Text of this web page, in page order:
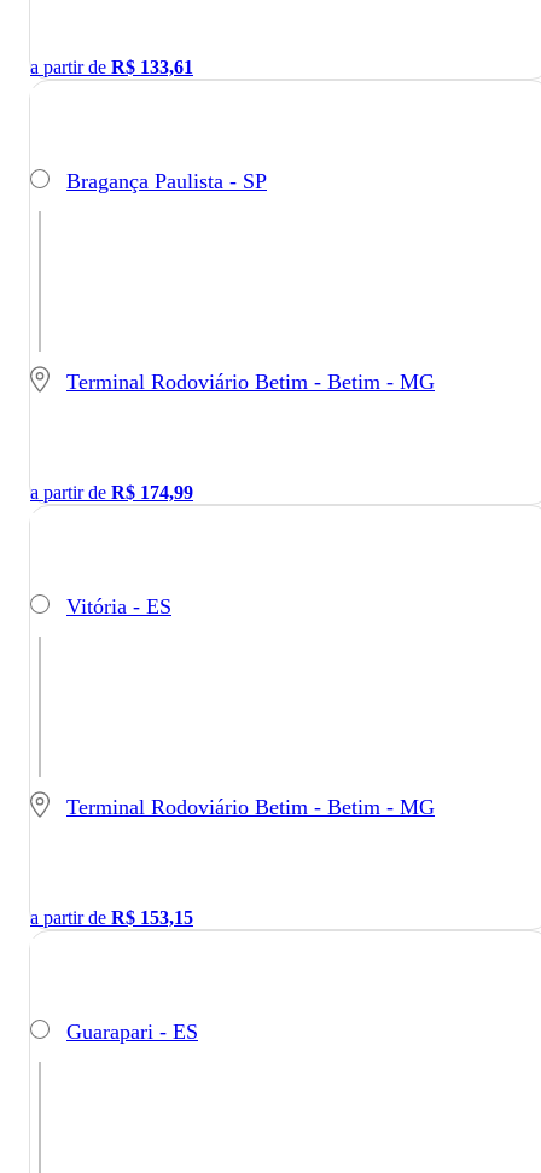
a partir de R$ 133,61
Bragança Paulista - SP
Terminal Rodoviário Betim - Betim - MG
a partir de R$ 174,99
Vitória - ES
Terminal Rodoviário Betim - Betim - MG
a partir de R$ 153,15
Guarapari - ES